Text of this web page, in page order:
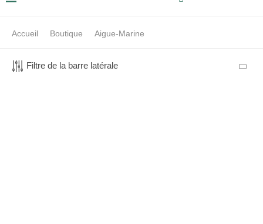
Accueil Boutique Aigue-Marine
Filtre de la barre latérale